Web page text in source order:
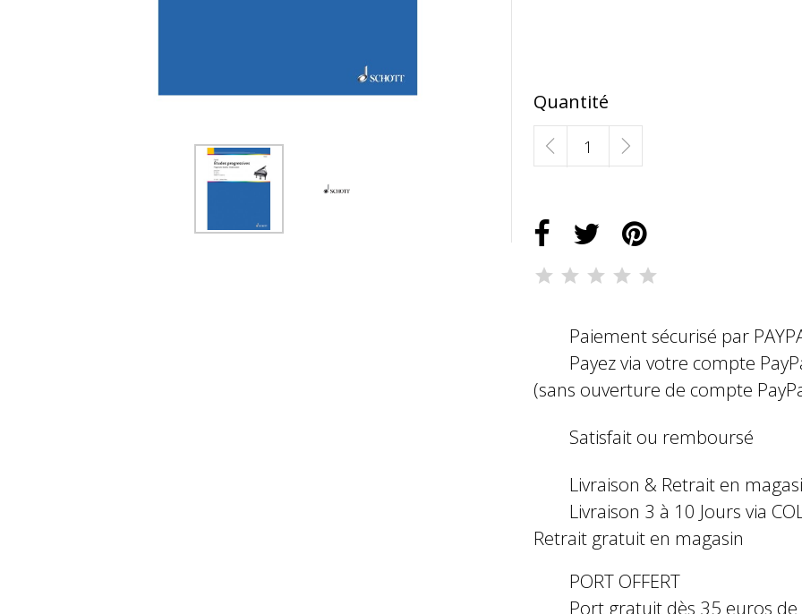
Quantité
Paiement sécurisé par
Payez via votre compte
(sans ouverture de compte
Satisfait ou remboursé
Livraison & Retrait en
Livraison 3 à 10 Jours via
Retrait gratuit en magasin
PORT OFFERT
Port gratuit dès 35 euros